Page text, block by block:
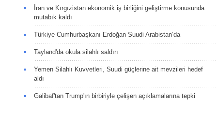
İran ve Kırgızistan ekonomik iş birliğini geliştirme konusunda
mutabık kaldı
Türkiye Cumhurbaşkanı Erdoğan Suudi Arabistan’da
Tayland'da okula silahlı saldırı
Yemen Silahlı Kuvvetleri, Suudi güçlerine ait mevzileri hedef
aldı
Galibaf'tan Trump'ın birbiriyle çelişen açıklamalarına tepki